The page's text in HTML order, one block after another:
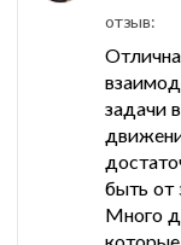
отзыв:
задачи
быть от
Много